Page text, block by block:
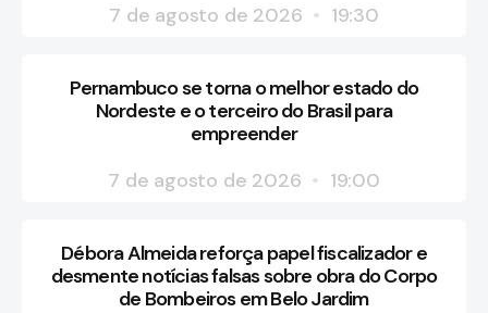
7 de agosto de 2026
19:30
Pernambuco se torna o melhor estado do
Nordeste e o terceiro do Brasil para
empreender
7 de agosto de 2026
19:00
Débora Almeida reforça papel fiscalizador e
desmente notícias falsas sobre obra do Corpo
de Bombeiros em Belo Jardim